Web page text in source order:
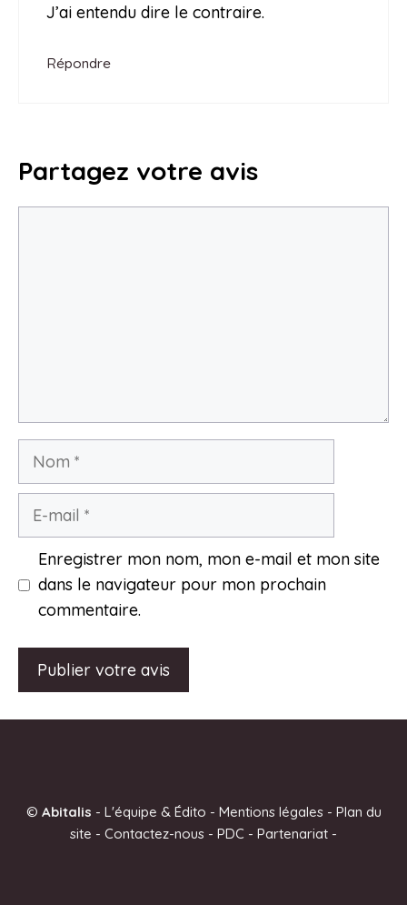
J’ai entendu dire le contraire.
Répondre
Partagez votre avis
Nom
Enregistrer mon nom, mon e-mail et mon site
dans le navigateur pour mon prochain
commentaire.
© Abitalis - L'équipe & Édito - Mentions légales- Plan du
site - Contactez-nous - PDC - Partenariat -